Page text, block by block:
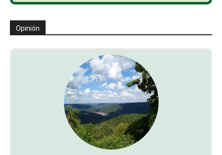
Opinión